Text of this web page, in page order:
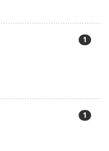
1
1